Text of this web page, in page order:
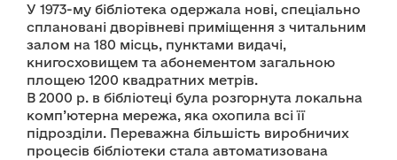
У 1973-му бібліотека одержала нові, спеціально
сплановані дворівневі приміщення з читальним
залом на 180 місць, пунктами видачі,
книгосховищем та абонементом загальною
площею 1200 квадратних метрів.
В 2000 р. в бібліотеці була розгорнута локальна
комп’ютерна мережа, яка охопила всі її
підрозділи. Переважна більшість виробничих
процесів бібліотеки стала автоматизована